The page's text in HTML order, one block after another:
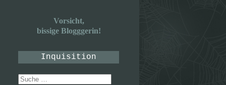
Vorsicht,
bissige Blogggerin!
Inquisition
Suche